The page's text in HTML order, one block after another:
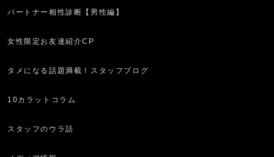
パートナー相性診断【男性編】
女性限定お友達紹介CP
タメになる話題満載！スタッフブログ
10カラットコラム
スタッフのウラ話